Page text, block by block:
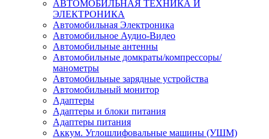
АВТОМОБИЛЬНАЯ ТЕХНИКА И
ЭЛЕКТРОНИКА
Автомобильная Электроника
Автомобильное Аудио-Видео
Автомобильные антенны
Автомобильные домкраты/компрессоры/
манометры
Автомобильные зарядные устройства
Автомобильный монитор
Адаптеры
Адаптеры и блоки питания
Адаптеры питания
Аккум. Углошлифовальные машины (УШМ)